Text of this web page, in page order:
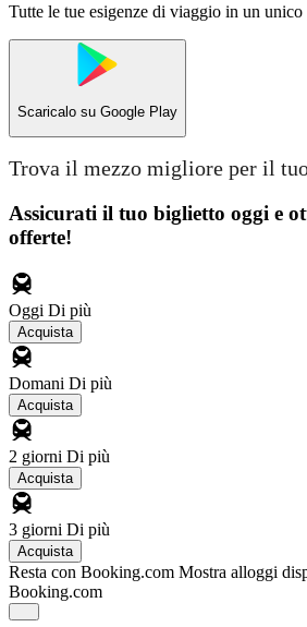
Tutte le tue esigenze di viaggio in un unico
Scaricalo su Google Play
Trova il mezzo migliore per il
Assicurati il ​​tuo biglietto oggi e
offerte!
Oggi Di più
Acquista
Domani Di più
Acquista
2 giorni Di più
Acquista
3 giorni Di più
Acquista
Resta con Booking.com Mostra alloggi
Booking.com